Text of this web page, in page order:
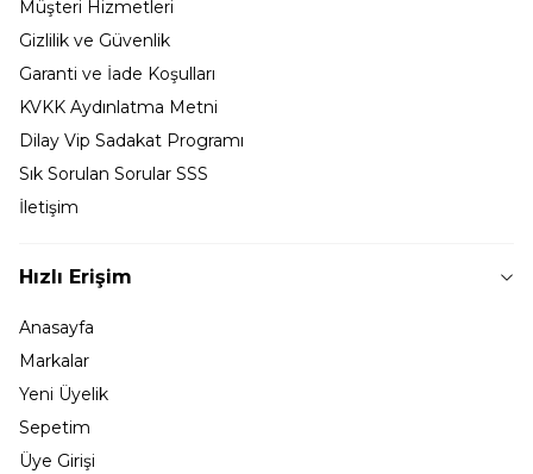
Müşteri Hizmetleri
Gizlilik ve Güvenlik
Garanti ve İade Koşulları
KVKK Aydınlatma Metni
Dilay Vip Sadakat Programı
Sık Sorulan Sorular SSS
İletişim
Hızlı Erişim
Anasayfa
Markalar
Yeni Üyelik
Sepetim
Üye Girişi